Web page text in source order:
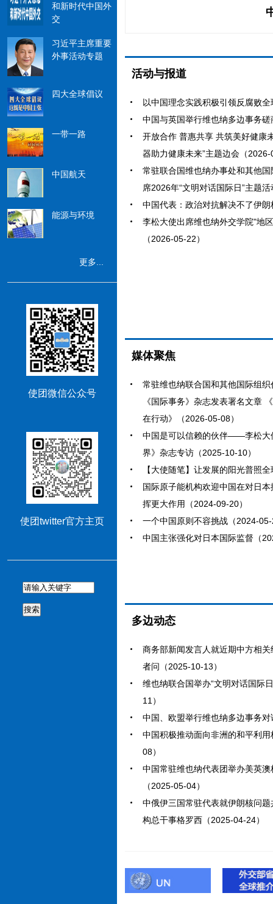
和新时代中国外
交
习近平主席重要
外事活动专题
四大全球倡议
一带一路
中国航天
能源与环境
更多...
使团微信公众号
使团twitter官方主页
搜索
2026年“文明对...
活动与报道
以中国理念实践积极引领反腐败
中国与英国举行维也纳多边事务
开放合作 普惠共享 共筑美好健
器助力健康未来”主题边会（
常驻联合国维也纳办事处和其他
席2026年“文明对话国际日”主题
中国代表：政治对抗解决不了伊
李松大使出席维也纳外交学院"地
（2026-05-22）
媒体聚焦
常驻维也纳联合国和其他国际组
《国际事务》杂志发表署名文章
在行动》（2026-05-08）
中国是可以信赖的伙伴——李松大
界》杂志专访（2025-10-10）
【大使随笔】让发展的阳光普照
国际原子能机构欢迎中国在对日
挥更大作用（2024-09-20）
一个中国原则不容挑战（2024-
中国主张强化对日本国际监督（
多边动态
商务部新闻发言人就近期中方相
者问（2025-10-13）
维也纳联合国举办“文明对话国际
11）
中国、欧盟举行维也纳多边事务
中国积极推动面向非洲的和平利
08）
中国常驻维也纳代表团举办美英
（2025-05-04）
中俄伊三国常驻代表就伊朗核问
构总干事格罗西（2025-04-24）